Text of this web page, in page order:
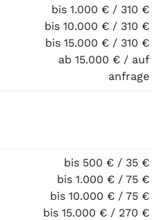
bis 1.000 € / 310 €
bis 10.000 € / 310 €
bis 15.000 € / 310 €
ab 15.000 € / auf
anfrage
bis 500 € / 35 €
bis 1.000 € / 75 €
bis 10.000 € / 75 €
bis 15.000 € / 270 €